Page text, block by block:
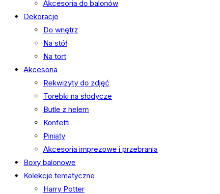
Akcesoria do balonów
Dekoracje
Do wnętrz
Na stół
Na tort
Akcesoria
Rekwizyty do zdjęć
Torebki na słodycze
Butle z helem
Konfetti
Piniaty
Akcesoria imprezowe i przebrania
Boxy balonowe
Kolekcje tematyczne
Harry Potter